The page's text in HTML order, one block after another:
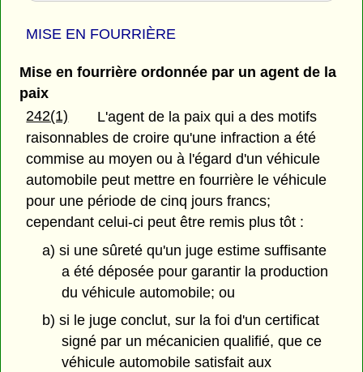
MISE EN FOURRIÈRE
Mise en fourrière ordonnée par un agent de la
paix
242(1)
L'agent de la paix qui a des motifs
raisonnables de croire qu'une infraction a été
commise au moyen ou à l'égard d'un véhicule
automobile peut mettre en fourrière le véhicule
pour une période de cinq jours francs;
cependant celui-ci peut être remis plus tôt :
a) si une sûreté qu'un juge estime suffisante
a été déposée pour garantir la production
du véhicule automobile; ou
b) si le juge conclut, sur la foi d'un certificat
signé par un mécanicien qualifié, que ce
véhicule automobile satisfait aux